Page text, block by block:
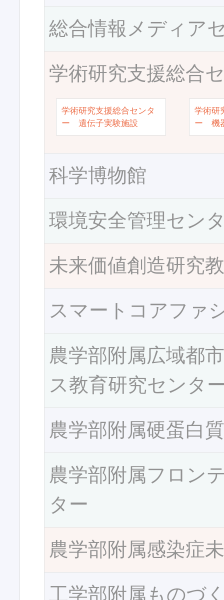
総合情報メディア
学術研究支援総合
学術研究支援総合センタ
ー 遺伝子実験施設
学術研
ー 機
科学博物館
環境安全管理セン
未来価値創造研究
スマートコアファ
農学部附属広域都
ス教育研究センタ
農学部附属硬蛋白
農学部附属フロン
ター
農学部附属感染症
工学部附属ものづ